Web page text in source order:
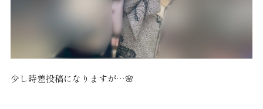
少し時差投稿になりますが…🌸